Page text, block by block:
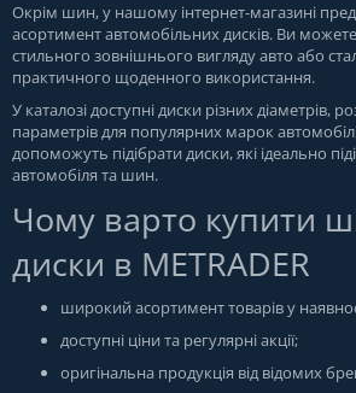
Окрім шин, у нашому інтернет-магазині
асортимент автомобільних дисків. Ви
стильного зовнішнього вигляду авто або
практичного щоденного використання.
У каталозі доступні диски різних діаметрів,
параметрів для популярних марок
допоможуть підібрати диски, які ідеально
автомобіля та шин.
Чому варто купити
диски в METRADER
широкий асортимент товарів у
доступні ціни та регулярні акції;
оригінальна продукція від відомих